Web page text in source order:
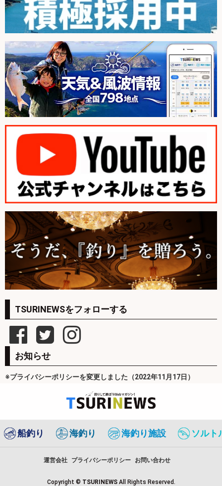
TSURINEWSをフォローする
お知らせ
※プライバシーポリシーを変更しました（2022年11月17日）
船釣り 海釣り 海釣り施設 ソルト
運営会社 プライバシーポリシー お問い合わせ
Copyright © TSURINEWS All Rights Reserved.